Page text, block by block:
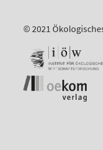
© 2021